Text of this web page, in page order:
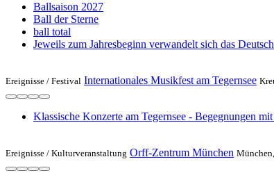
Ballsaison 2027
Ball der Sterne
ball total
Jeweils zum Jahresbeginn verwandelt sich das
Ereignisse / Festival Internationales Musikfest am Tegernsee
Klassische Konzerte am Tegernsee - Begegnungen
Ereignisse / Kulturveranstaltung Orff-Zentrum München